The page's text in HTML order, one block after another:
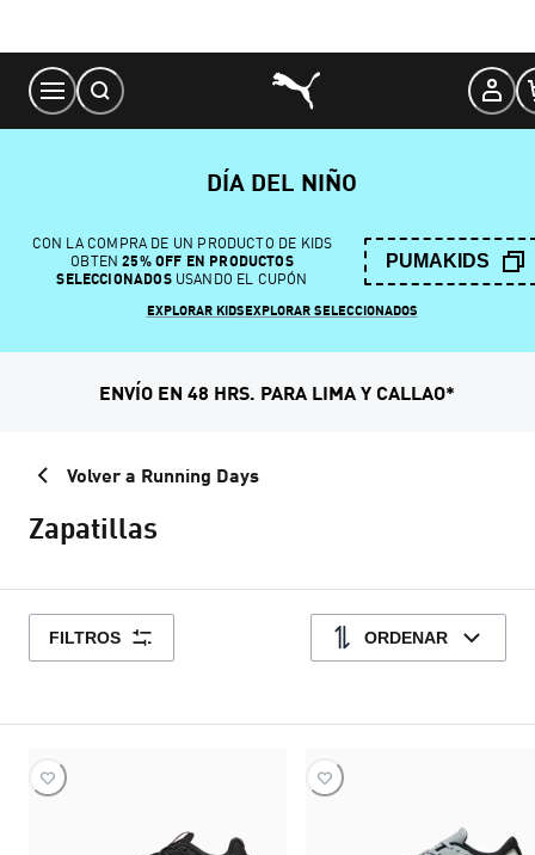
Content
DÍA DEL NIÑO
CON LA COMPRA DE UN PRODUCTO DE KIDS
OBTEN 25% OFF EN PRODUCTOS
SELECCIONADOSUSANDO EL CUPÓN
PUMAKIDS
EXPLORAR KIDSEXPLORAR SELECCIONADOS
ENVÍO EN 48 HRS. PARA LIMA Y CALLAO*
Volver a Running Days
Zapatillas
FILTROS ORDENAR